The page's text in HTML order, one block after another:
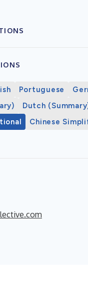
Portuguese
Dutch
Chinese